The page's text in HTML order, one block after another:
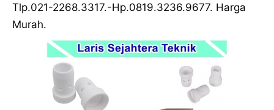
Tlp.021-2268.3317.-Hp.0819.3236.9677. Harga
Murah.